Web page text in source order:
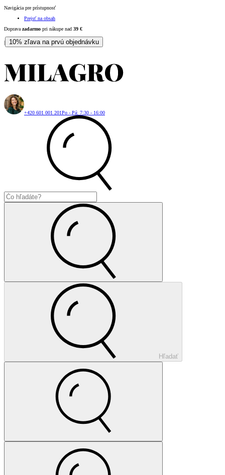
Navigácia pre prístupnosť
Prejsť na obsah
Doprava zadarmo pri nákupe nad 39 €
| 10% zľava na prvú objednávku
+420 601 001 201Po - Pá: 7:30 - 16:00
Hľadať